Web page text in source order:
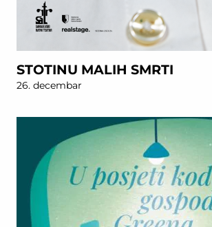
STOTINU MALIH SMRTI
26. decembar